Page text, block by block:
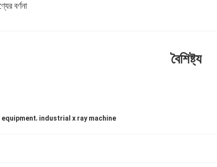
বর্ণনা
বৈশিষ্ট্য
, industrial x ray machine